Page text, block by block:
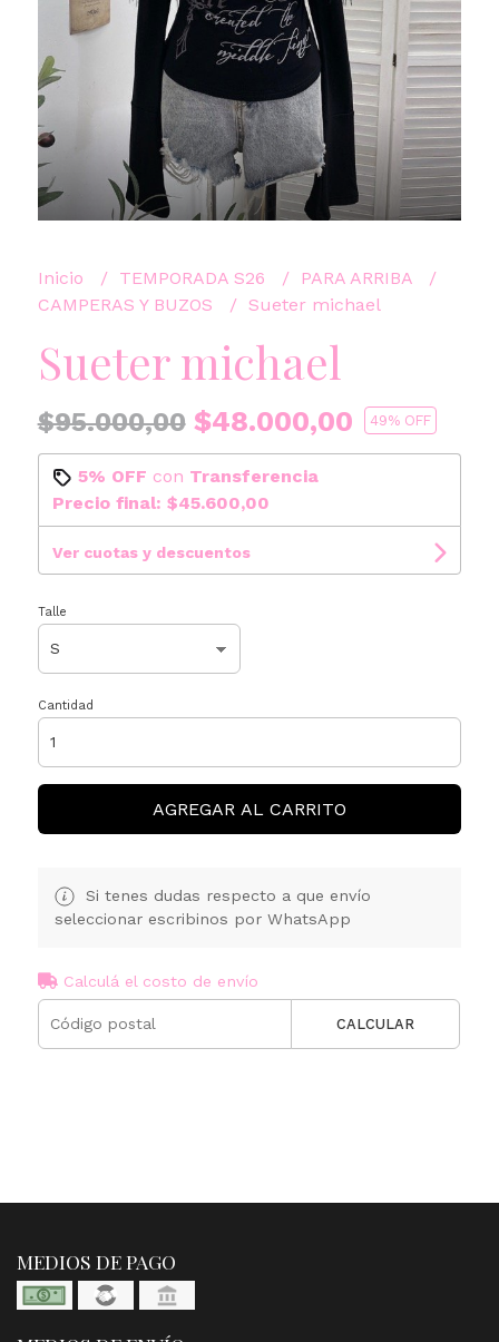
Inicio TEMPORADA S26
PARA ARRIBA
CAMPERAS Y BUZOS
Sueter michael
Sueter michael
$95.000,00$48.000,00 49% OFF
5% OFF con Transferencia
Precio final: $45.600,00
Ver cuotas y descuentos
Talle
Cantidad
AGREGAR AL CARRITO
Si tenes dudas respecto a que envío
seleccionar escribinos por WhatsApp
Calculá el costo de envío
CALCULAR
MEDIOS DE PAGO